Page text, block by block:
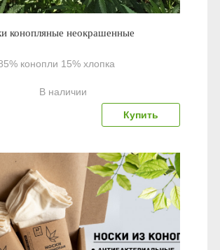
конопляные неокрашенные
конопли 15% хлопка
В наличии